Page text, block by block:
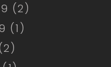
(2)
(1)